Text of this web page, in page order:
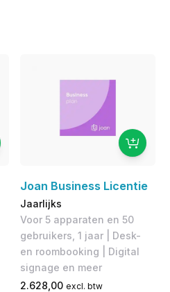
Joan Business Licentie
Jaarlijks
Voor 5 apparaten en 50
gebruikers, 1 jaar | Desk-
en roombooking | Digital
signage en meer
2.628,00 excl. btw